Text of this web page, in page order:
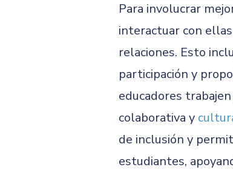
Para involucrar
interactuar con
relaciones. Esto
participación y
educadores
colaborativa y
de inclusión y
estudiantes,